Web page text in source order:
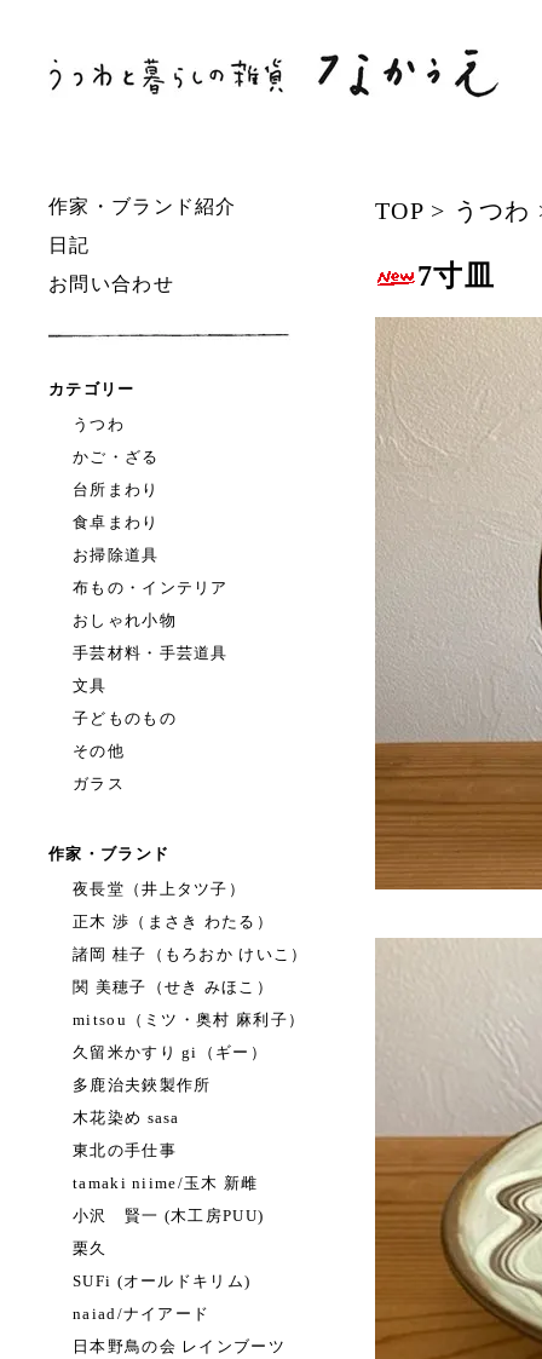
作家・ブランド紹介
日記
お問い合わせ
カテゴリー
うつわ
かご・ざる
台所まわり
食卓まわり
お掃除道具
布もの・インテリア
おしゃれ小物
手芸材料・手芸道具
文具
子どものもの
その他
ガラス
作家・ブランド
夜長堂（井上タツ子）
正木 渉（まさき わたる）
諸岡 桂子（もろおか けいこ）
関 美穂子（せき みほこ）
mitsou（ミツ・奥村 麻利子）
久留米かすり gi（ギー）
多鹿治夫鋏製作所
木花染め sasa
東北の手仕事
tamaki niime/玉木 新雌
小沢 賢一 (木工房PUU)
栗久
SUFi (オールドキリム)
naiad/ナイアード
日本野鳥の会 レインブーツ
TOP> うつわ
7寸皿